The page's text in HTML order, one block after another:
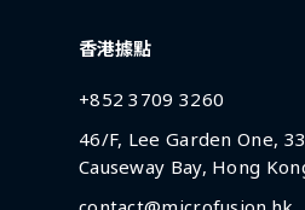
香港據點
+852 3709 3260
46/F, Lee Garden One,
Causeway Bay, Hong